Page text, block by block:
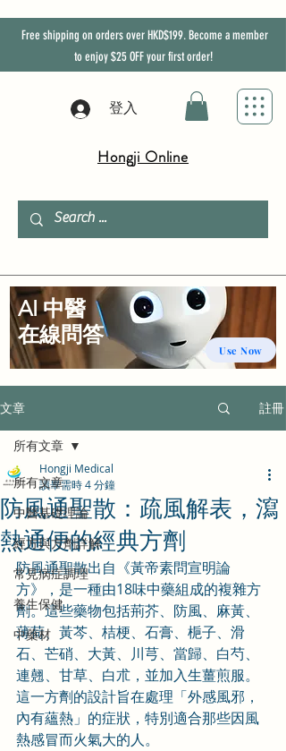
Free shipping on orders over HKD$199. Become a member
to enjoy$25 OFFyour first order!
登入
Hongji Online
文章 註冊
所有文章
中醫基礎理論
經方與方劑詳解
常見病症調理
養生保健
中藥材
所有文章
防風通聖散：疏風解表，瀉
熱通便的經典方劑
Hongji Medical
讀畢需時 4 分鐘
防風通聖散出自《黃帝素問宣明論
方》，是一種由18味中藥組成的複雜方
劑。這些藥物包括荊芥、防風、麻黃、
薄荷、黃芩、桔梗、石膏、梔子、滑
石、芒硝、大黃、川芎、當歸、白芍、
連翹、甘草、白朮，並加入生薑煎服。
這一方劑的設計旨在處理「外感風邪，
內有蘊熱」的症狀，特別適合那些因風
熱感冒而火氣大的人。
Use Now
AI 中醫
​在線問答